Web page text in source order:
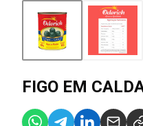
FIGO EM